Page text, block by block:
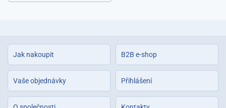
Jak nakoupit B2B e-shop
Vaše objednávky Přihlášení